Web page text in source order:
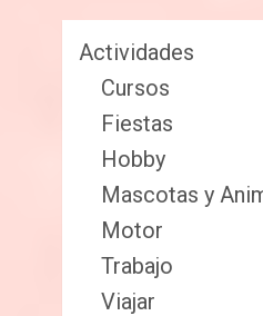
Actividades
Cursos
Fiestas
Hobby
Mascotas y
Motor
Trabajo
Viajar